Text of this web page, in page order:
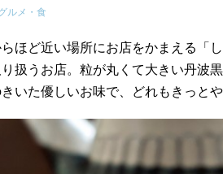
ルメ・食
ほど近い場所にお店をかまえる「
扱うお店。粒が丸くて大きい丹波
いた優しいお味で、どれもきっと